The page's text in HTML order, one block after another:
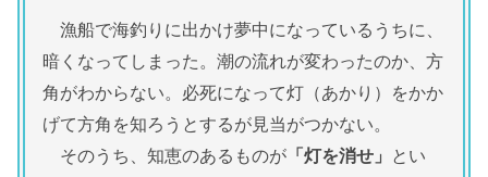
漁船で海釣りに出かけ夢中になっているうちに、
暗くなってしまった。潮の流れが変わったのか、方
角がわからない。必死になって灯（あかり）をかか
げて方角を知ろうとするが見当がつかない。
そのうち、知恵のあるものが 「灯を消せ」
とい